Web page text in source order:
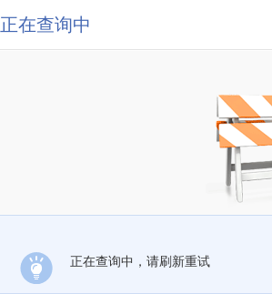
正在查询中
正在查询中，请刷新重试